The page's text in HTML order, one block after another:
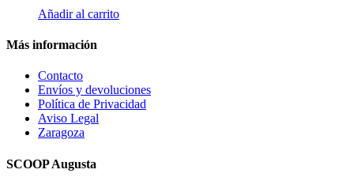
Añadir al carrito
Más información
Contacto
Envíos y devoluciones
Política de Privacidad
Aviso Legal
Zaragoza
SCOOP Augusta